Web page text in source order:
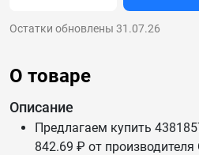
Остатки обновлены 31.07.26
О товаре
Описание
Предлагаем купить
842.69 ₽ от